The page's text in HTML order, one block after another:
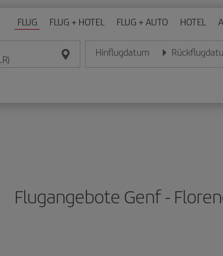
FLUG FLUG + HOTEL FLUG + AUTO HOTEL
Hinflugdatum
Geben Sie das Datum im Format Tag/
Geben Sie das
Flugangebote Genf -